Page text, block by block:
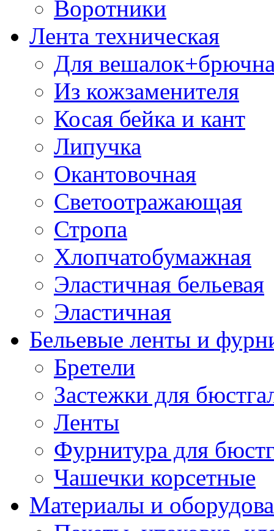
Воротники
Лента техническая
Для
Из кожзаменителя
Косая бейка и кант
Липучка
Окантовочная
Светоотражающая
Стропа
Хлопчатобумажная
Эластичная бельевая
Эластичная
Бельевые ленты и
Бретели
Застежки для
Ленты
Фурнитура для
Чашечки корсетные
Материалы и